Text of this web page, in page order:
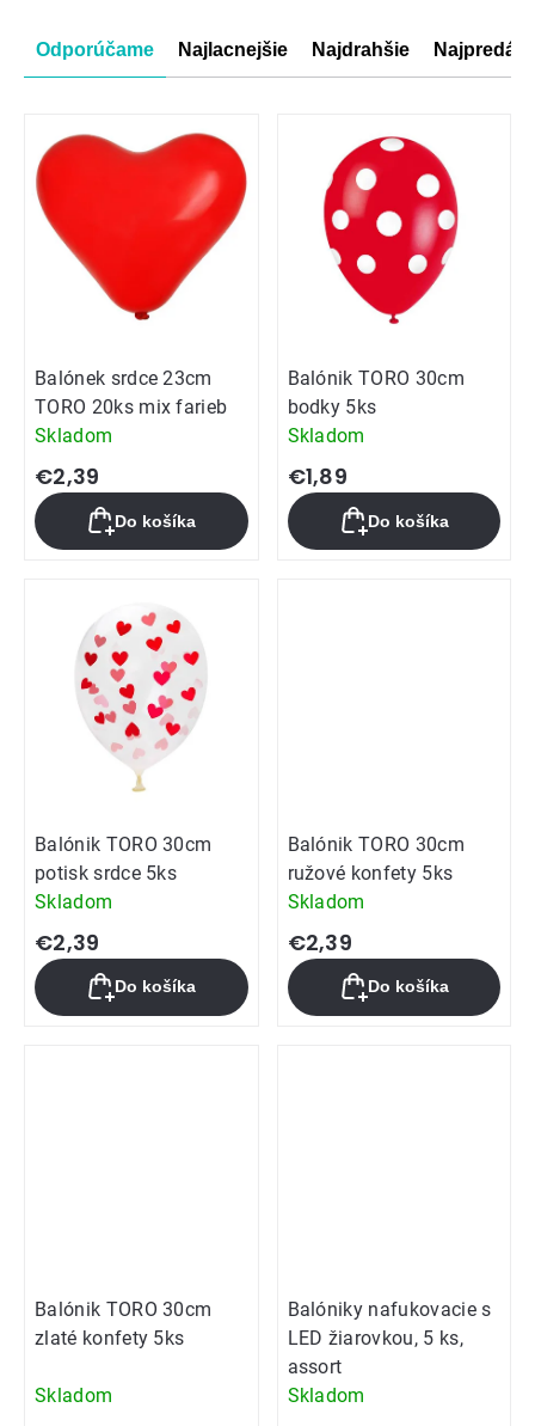
Radenie
produktov
Odporúčame Najlacnejšie Najdrahšie
Balónek srdce 23cm
TORO 20ks mix farieb
Skladom
€2,39
Do košíka
Balónik TORO 30cm
bodky 5ks
Skladom
€1,89
Do košíka
Balónik TORO 30cm
potisk srdce 5ks
Skladom
€2,39
Do košíka
Balónik TORO 30cm
ružové konfety 5ks
Skladom
€2,39
Do košíka
Balónik TORO 30cm
zlaté konfety 5ks
Skladom
Balóniky nafukovacie s
LED žiarovkou, 5 ks,
assort
Skladom